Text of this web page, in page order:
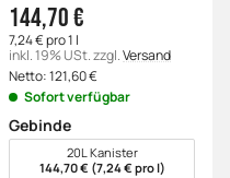
144,70 €
7,24 € pro 1 l
inkl. 19% USt.zzgl.Versand
Netto:121,60€
Sofort verfügbar
Gebinde
wählen20L Kanister
144,70 € (7,24 € pro l)